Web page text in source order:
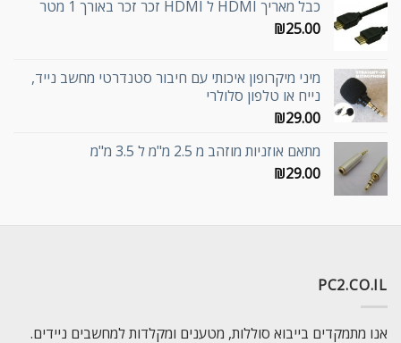
כבל מאריך HDMI ל HDMI זכר זכר באורך 1 מטר
₪25.00
מיני מיקרופון איכותי עם חיבור סטנדרטי מחשב נייד,
נייח או טלפון סלולרי
₪29.00
מתאם אוזניות מוזהב מ 2.5 מ"מ ל 3.5 מ"מ
₪29.00
PC2.CO.IL
אנו מתמקדים בייבוא סוללות, מטענים ומקלדות למחשבים ניידים.